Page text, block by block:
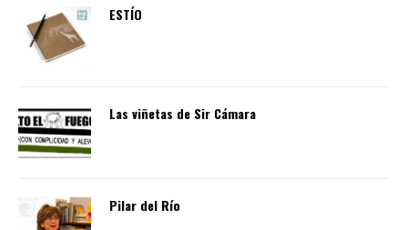
ESTÍO
Las viñetas de Sir Cámara
Pilar del Río